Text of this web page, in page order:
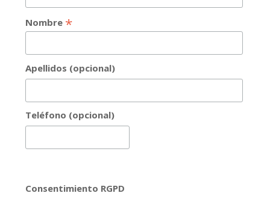
Nombre *
Apellidos (opcional)
Teléfono (opcional)
Consentimiento RGPD